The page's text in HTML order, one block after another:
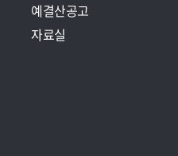
예결산공고
자료실